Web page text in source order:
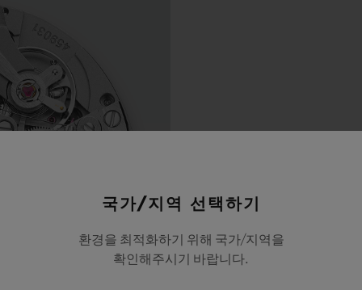
국가/지역 선택하기
환경을 최적화하기 위해 국가/지역을
확인해주시기 바랍니다.